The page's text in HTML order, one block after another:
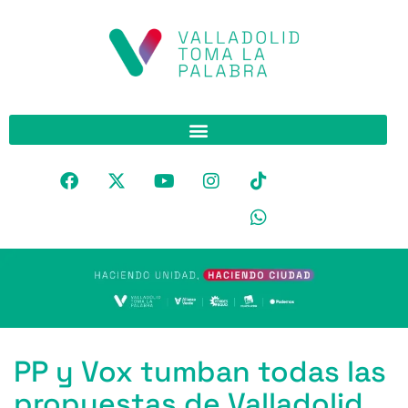
PP y Vox tumban todas las